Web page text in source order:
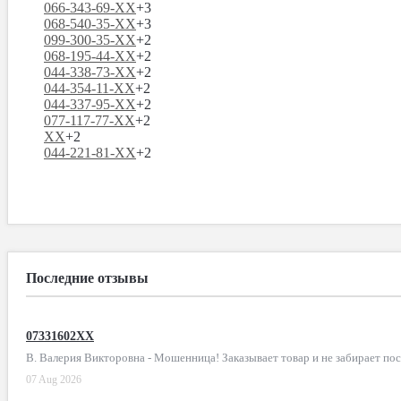
066-343-69-XX+3
068-540-35-XX+3
099-300-35-XX+2
068-195-44-XX+2
044-338-73-XX+2
044-354-11-XX+2
044-337-95-XX+2
077-117-77-XX+2
XX+2
044-221-81-XX+2
Последние отзывы
07331602XX
В. Валерия Викторовна - Мошенница! Заказывает товар и не забирает
07 Aug 2026